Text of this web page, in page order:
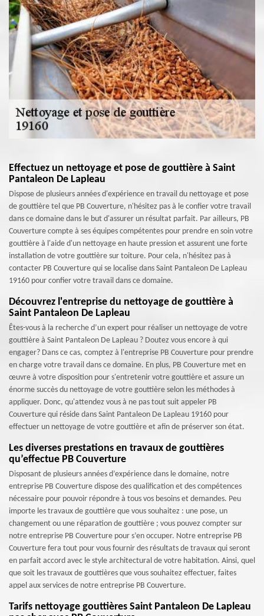
Effectuez un nettoyage et pose de gouttière à Saint
Pantaleon De Lapleau
Dispose de plusieurs années d'expérience en travail du nettoyage et pose
de gouttière tel que PB Couverture, n'hésitez pas à le confier votre travail
dans ce domaine dans le but d'assurer un résultat parfait. Par ailleurs, PB
Couverture compte à ses équipes compétentes pour prendre en soin votre
gouttière à l'aide d'un nettoyage en haute pression et assurent une forte
installation de votre gouttière sur toiture. Pour cela, n'hésitez pas à
contacter PB Couverture qui se localise dans Saint Pantaleon De Lapleau
19160 pour confier votre travail dans ce domaine.
Découvrez l'entreprise du nettoyage de gouttière à
Saint Pantaleon De Lapleau
Êtes-vous à la recherche d’un expert pour réaliser un nettoyage de votre
gouttière à Saint Pantaleon De Lapleau ? Doutez vous encore à qui
engager? Dans ce cas, comptez à l'entreprise PB Couverture pour prendre
en charge votre travail dans ce domaine. En plus, PB Couverture met en
œuvre à votre disposition pour s'entretenir votre gouttière et assure un
énorme succès du nettoyage de votre gouttière selon les méthodes à
appliquer. Donc, qu'attendez vous à ne pas tout suit appeler PB
Couverture qui réside dans Saint Pantaleon De Lapleau 19160 pour
effectuer un nettoyage de votre gouttière et afin de préserver son état.
Les diverses prestations en travaux de gouttières
qu’effectue PB Couverture
Disposant de plusieurs années d’expérience dans le domaine, notre
entreprise PB Couverture dispose des qualification et des compétences
nécessaire pour pouvoir répondre à tous vos besoins et demandes. Peu
importe les travaux de gouttière que vous souhaitez : une pose, un
changement ou une réparation de gouttière ; vous pouvez compter sur
notre entreprise PB Couverture pour s’en occuper. Notre entreprise PB
Couverture fera tout pour vous fournir des résultats de travaux qui seront
en parfait accord avec le style architectural de votre habitation. Ainsi, quel
que soit les travaux de gouttières que vous souhaitez effectuer, faites
appel aux services de notre entreprise PB Couverture.
Tarifs nettoyage gouttières Saint Pantaleon De Lapleau